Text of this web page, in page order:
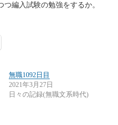
編入試験の勉強をするか。
無職1092日目
2021年3月27日
日々の記録(無職文系時代)